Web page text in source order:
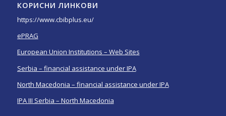
КОРИСНИ ЛИНКОВИ
https://www.cbibplus.eu/
ePRAG
European Union Institutions – Web Sites
Serbia – financial assistance under IPA
North Macedonia – financial assistance under IPA
IPA III Serbia – North Macedonia